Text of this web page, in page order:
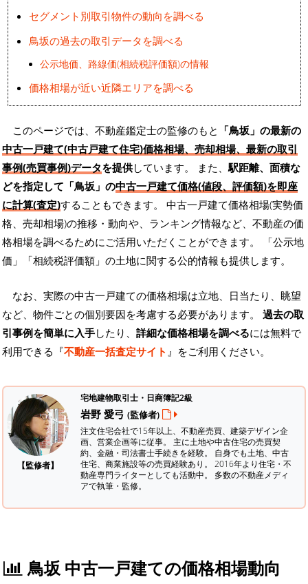
セグメント別取引物件の動向を調べる
鳥坂の過去の取引データを調べる
公示地価、路線価(相続税評価額)の情報
価格相場が近い近隣エリアを調べる
このページでは、不動産鑑定士の監修のもと 「鳥坂」の最新の
中古一戸建て(中古戸建て住宅)価格相場、売却相場、最新の取引
事例(売買事例)データを提供しています。 また、駅距離、面積な
どを指定して「鳥坂」の中古一戸建て価格(値段、評価額)を即座
に計算(査定)することもできます。 中古一戸建て価格相場(実勢価
格、売却相場)の推移・動向や、ランキング情報など、不動産の価
格相場を調べるためにご活用いただくことができます。
「公示地
価」「相続税評価額」の土地に関する公的情報も提供します。
なお、実際の中古一戸建ての価格相場は立地、日当たり、眺望
など、物件ごとの個別要因を考慮する必要があります。 過去の取
引事例を簡単に入手したり、 詳細な価格相場を調べるには無料で
利用できる『不動産一括査定サイト 』をご利用ください。
【監修者】
宅地建物取引士・日商簿記2級
岩野 愛弓 (監修者)
注文住宅会社で15年以上、不動産売買、建築デザイン企
画、営業企画等に従事。 主に土地や中古住宅の売買契
約、金融・司法書士手続きを経験。 自身でも土地、中古
住宅、商業施設等の売買経験あり。 2016年より住宅・不
動産専門ライターとしても活動中。 多数の不動産メディ
アで執筆・監修。
鳥坂 中古一戸建ての価格相場動向